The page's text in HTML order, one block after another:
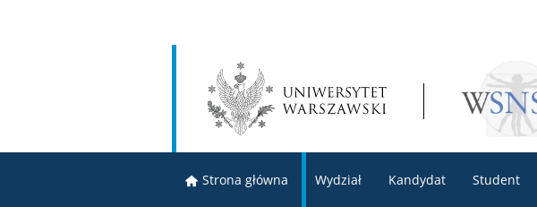
Strona główna Wydział Kandydat Student